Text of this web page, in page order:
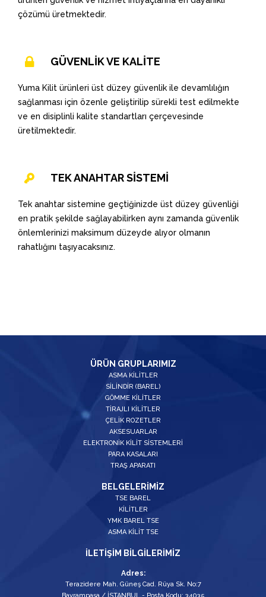
çözümü üretmektedir.
GÜVENLİK VE KALİTE
Yuma Kilit ürünleri üst düzey güvenlik ile devamlılığın
sağlanması için özenle geliştirilip sürekli test edilmekte
ve en disiplinli kalite standartları çerçevesinde
üretilmektedir.
TEK ANAHTAR SİSTEMİ
Tek anahtar sistemine geçtiğinizde üst düzey güvenliği
en pratik şekilde sağlayabilirken aynı zamanda güvenlik
önlemlerinizi maksimum düzeyde alıyor olmanın
rahatlığını taşıyacaksınız.
ÜRÜN GRUPLARIMIZ
ASMA KİLİTLER
SİLİNDİR (BAREL)
GÖMME KİLİTLER
TİRAJLI KİLİTLER
ÇELİK ROZETLER
AKSESUARLAR
ELEKTRONİK KİLİT SİSTEMLERİ
PARA KASALARI
TRAŞ APARATI
BELGELERİMİZ
TSE BAREL
KİLİTLER
YMK BAREL TSE
ASMA KİLİT TSE
İLETİŞİM BİLGİLERİMİZ
Adres:
Terazidere Mah. Güneş Cad. Rüya Sk. No:7